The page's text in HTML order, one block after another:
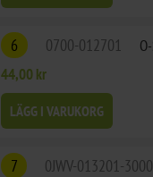
6 0700-012701
44,00 kr
LÄGG I VARUKORG
7 0JWV-013201-3000